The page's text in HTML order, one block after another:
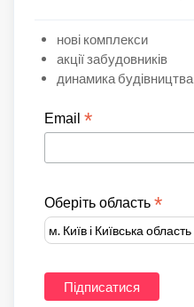
нові комплекси
акції забудовників
динамика будівництва
Email *
Оберіть область *